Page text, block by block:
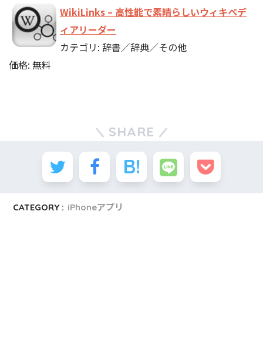
WikiLinks – 高性能で素晴らしいウィキペデ
ィアリーダー
カテゴリ: 辞書／辞典／その他
価格: 無料
SHARE
CATEGORY : iPhoneアプリ